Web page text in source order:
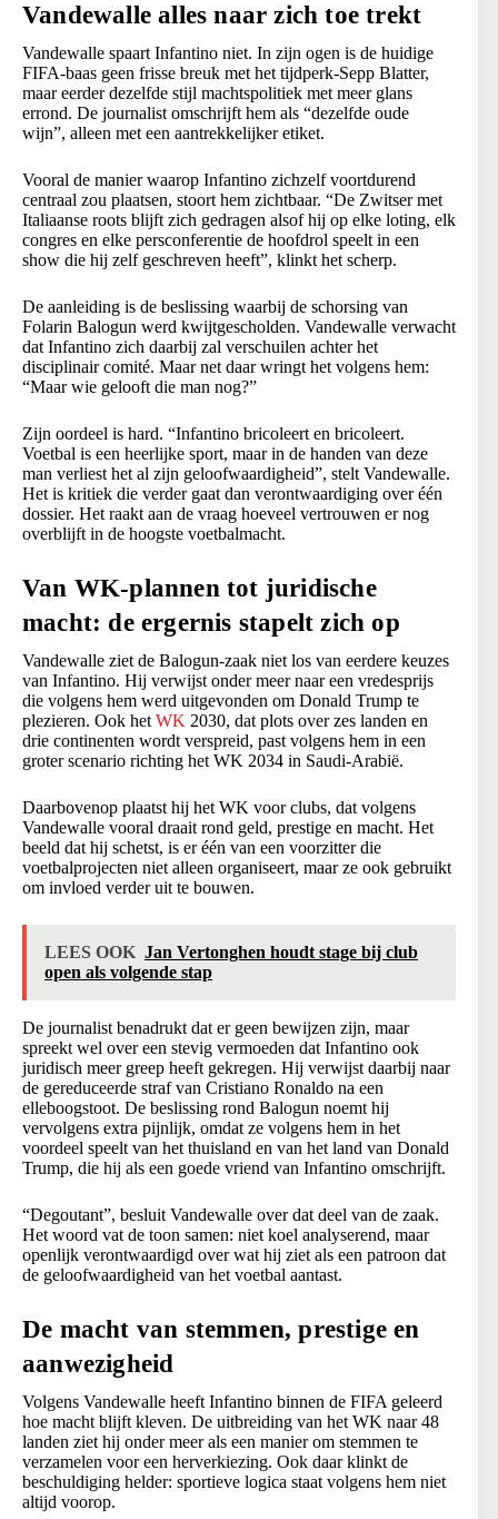
Vandewalle alles naar zich toe trekt
Vandewalle spaart Infantino niet. In zijn ogen is de huidige
FIFA-baas geen frisse breuk met het tijdperk-Sepp Blatter,
maar eerder dezelfde stijl machtspolitiek met meer glans
errond. De journalist omschrijft hem als “dezelfde oude
wijn”, alleen met een aantrekkelijker etiket.
Vooral de manier waarop Infantino zichzelf voortdurend
centraal zou plaatsen, stoort hem zichtbaar. “De Zwitser met
Italiaanse roots blijft zich gedragen alsof hij op elke loting, elk
congres en elke persconferentie de hoofdrol speelt in een
show die hij zelf geschreven heeft”, klinkt het scherp.
De aanleiding is de beslissing waarbij de schorsing van
Folarin Balogun werd kwijtgescholden. Vandewalle verwacht
dat Infantino zich daarbij zal verschuilen achter het
disciplinair comité. Maar net daar wringt het volgens hem:
“Maar wie gelooft die man nog?”
Zijn oordeel is hard. “Infantino bricoleert en bricoleert.
Voetbal is een heerlijke sport, maar in de handen van deze
man verliest het al zijn geloofwaardigheid”, stelt Vandewalle.
Het is kritiek die verder gaat dan verontwaardiging over één
dossier. Het raakt aan de vraag hoeveel vertrouwen er nog
overblijft in de hoogste voetbalmacht.
Van WK-plannen tot juridische
macht: de ergernis stapelt zich op
Vandewalle ziet de Balogun-zaak niet los van eerdere keuzes
van Infantino. Hij verwijst onder meer naar een vredesprijs
die volgens hem werd uitgevonden om Donald Trump te
plezieren. Ook het WK 2030, dat plots over zes landen en
drie continenten wordt verspreid, past volgens hem in een
groter scenario richting het WK 2034 in Saudi-Arabië.
Daarbovenop plaatst hij het WK voor clubs, dat volgens
Vandewalle vooral draait rond geld, prestige en macht. Het
beeld dat hij schetst, is er één van een voorzitter die
voetbalprojecten niet alleen organiseert, maar ze ook gebruikt
om invloed verder uit te bouwen.
LEES OOK Jan Vertonghen houdt stage bij club
open als volgende stap
De journalist benadrukt dat er geen bewijzen zijn, maar
spreekt wel over een stevig vermoeden dat Infantino ook
juridisch meer greep heeft gekregen. Hij verwijst daarbij naar
de gereduceerde straf van Cristiano Ronaldo na een
elleboogstoot. De beslissing rond Balogun noemt hij
vervolgens extra pijnlijk, omdat ze volgens hem in het
voordeel speelt van het thuisland en van het land van Donald
Trump, die hij als een goede vriend van Infantino omschrijft.
“Degoutant”, besluit Vandewalle over dat deel van de zaak.
Het woord vat de toon samen: niet koel analyserend, maar
openlijk verontwaardigd over wat hij ziet als een patroon dat
de geloofwaardigheid van het voetbal aantast.
De macht van stemmen, prestige en
aanwezigheid
Volgens Vandewalle heeft Infantino binnen de FIFA geleerd
hoe macht blijft kleven. De uitbreiding van het WK naar 48
landen ziet hij onder meer als een manier om stemmen te
verzamelen voor een herverkiezing. Ook daar klinkt de
beschuldiging helder: sportieve logica staat volgens hem niet
altijd voorop.